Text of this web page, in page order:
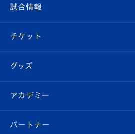
試合情報
チケット
イベント
メディア
クラブ概要
エンブレム紹介
スタッフプロフィール
マスコット紹介
観戦ルール
はじめての観戦ガイド
Revive Team
ヴィヴィくんの長崎おもてなしガイド
試合情報
試合日程/結果
フォトギャラリー
スタジアムグルメ
チケット
チケット
V-LOVERS（ファンクラブ）
グッズ
オンラインショップ
アカデミー
育成からのお知らせ
パートナー